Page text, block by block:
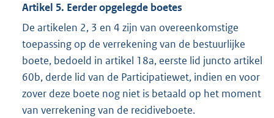
Artikel 5. Eerder opgelegde boetes
De artikelen 2, 3 en 4 zijn van overeenkomstige
toepassing op de verrekening van de bestuurlijke
boete, bedoeld in artikel 18a, eerste lid juncto artikel
60b, derde lid van de Participatiewet, indien en voor
zover deze boete nog niet is betaald op het moment
van verrekening van de recidiveboete.